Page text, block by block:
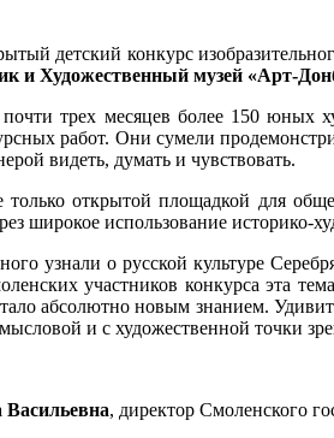
детский конкурс
и Художественный музей «Арт-
трех месяцев более 150 юных
работ. Они сумели
видеть, думать и чувствовать.
только открытой площадкой для
широкое использование историко-
узнали о русской культуре
участников конкурса эта
абсолютно новым знанием.
и с художественной точки
, директор Смоленского